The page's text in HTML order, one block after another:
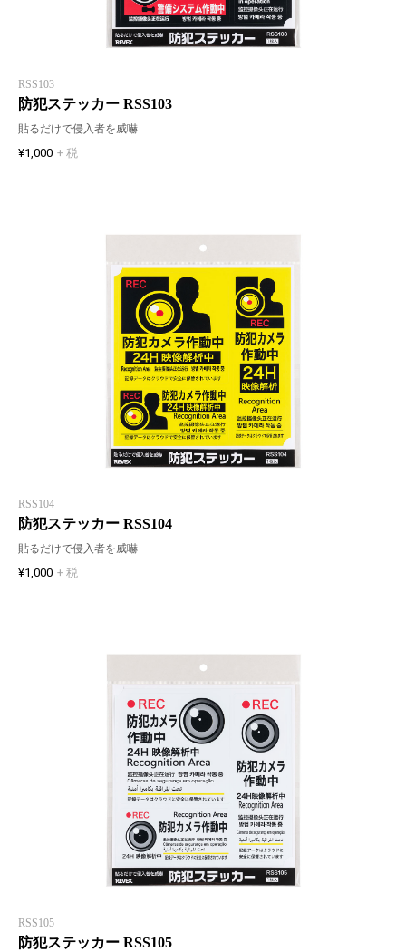
RSS103
防犯ステッカー RSS103
貼るだけで侵入者を威嚇
¥1,000 + 税
RSS104
防犯ステッカー RSS104
貼るだけで侵入者を威嚇
¥1,000 + 税
RSS105
防犯ステッカー RSS105